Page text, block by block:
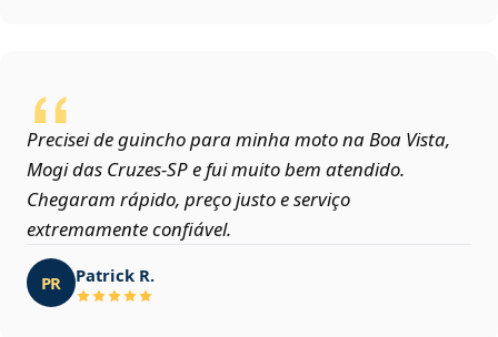
Precisei de guincho para minha moto na Boa Vista,
Mogi das Cruzes‑SP e fui muito bem atendido.
Chegaram rápido, preço justo e serviço
extremamente confiável.
PR Patrick R.